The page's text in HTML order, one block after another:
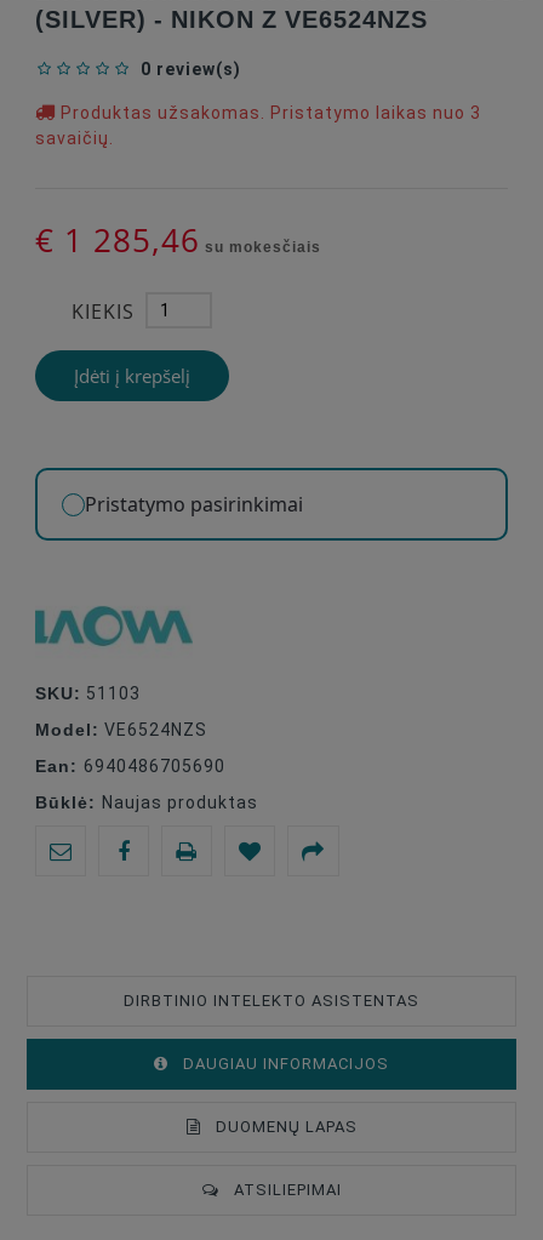
(SILVER) - NIKON Z VE6524NZS
0 review(s)
Produktas užsakomas. Pristatymo laikas nuo 3
savaičių.
€ 1 285,46 su mokesčiais
KIEKIS
Įdėti į krepšelį
Pristatymo pasirinkimai
SKU: 51103
Model: VE6524NZS
Ean: 6940486705690
Būklė: Naujas produktas
DIRBTINIO INTELEKTO ASISTENTAS
DAUGIAU INFORMACIJOS
DUOMENŲ LAPAS
ATSILIEPIMAI